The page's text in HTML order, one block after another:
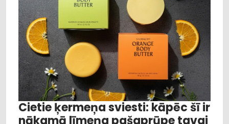
Cietie ķermeņa sviesti: kāpēc šī ir
nākamā līmeņa pašaprūpe tavai